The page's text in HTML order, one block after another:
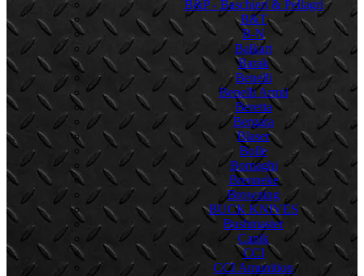
B&P - Baschieri & Pellagri
B&T
B-N
Balkart
Barak
Benelli
Benelli Armii
Beretta
Bergara
Blaser
Bolle
Bornaghi
Brenneke
Browning
BUCK KNIVES
Bushmaster
Canik
CCI
CCI Amunition